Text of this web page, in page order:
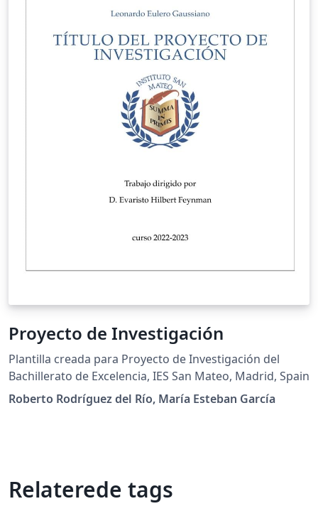
Proyecto de Investigación
Plantilla creada para Proyecto de Investigación del
Bachillerato de Excelencia, IES San Mateo, Madrid, Spain
Roberto Rodríguez del Río, María Esteban García
Relaterede tags